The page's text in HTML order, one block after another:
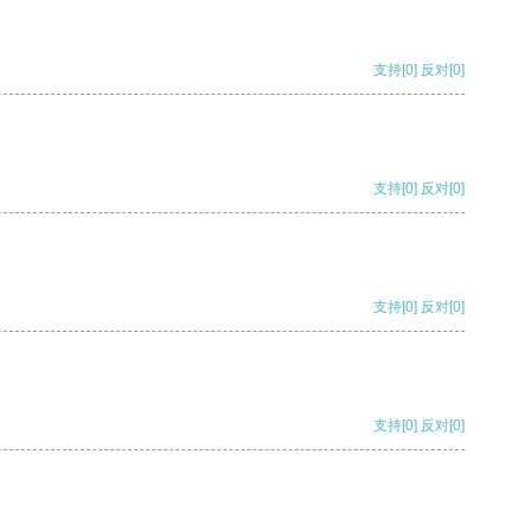
支持[0] 反对[0]
支持[0] 反对[0]
支持[0] 反对[0]
支持[0] 反对[0]